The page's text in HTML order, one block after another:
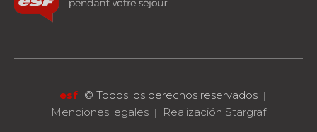
RESERVA
esf © Todos los derechos reservados
Menciones legales
Realización Stargraf